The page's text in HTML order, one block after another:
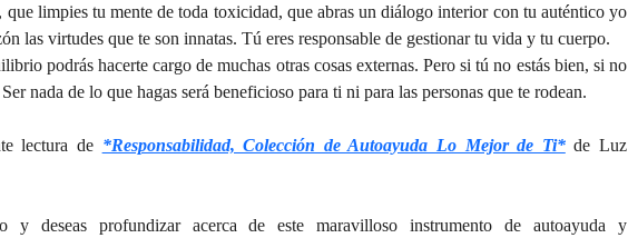
que limpies tu mente de toda toxicidad, que abras un diálogo interior con tu auténtico yo
las virtudes que te son innatas. Tú eres responsable de gestionar tu vida y tu cuerpo.
podrás hacerte cargo de muchas otras cosas externas. Pero si tú no estás bien, si no
nada de lo que hagas será beneficioso para ti ni para las personas que te rodean.
lectura de *Responsabilidad, Colección de Autoayuda Lo Mejor de Ti* de Luz
y deseas profundizar acerca de este maravilloso instrumento de autoayuda y